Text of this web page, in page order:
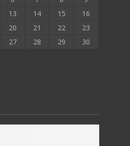
13 14 15
16
20 21 22
23
27 28 29
30